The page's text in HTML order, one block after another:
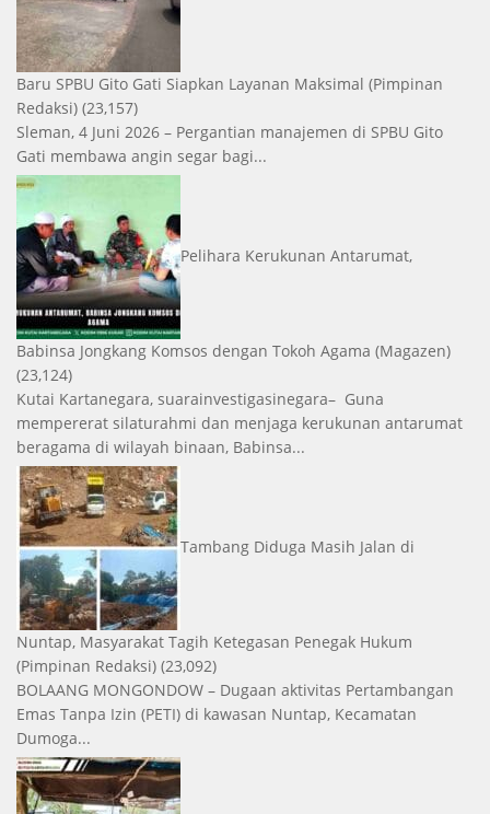
Baru SPBU Gito Gati Siapkan Layanan Maksimal (Pimpinan
Redaksi) (23,157)
Sleman, 4 Juni 2026 – Pergantian manajemen di SPBU Gito
Gati membawa angin segar bagi...
Pelihara Kerukunan Antarumat,
Babinsa Jongkang Komsos dengan Tokoh Agama (Magazen)
(23,124)
Kutai Kartanegara, suarainvestigasinegara– Guna
mempererat silaturahmi dan menjaga kerukunan antarumat
beragama di wilayah binaan, Babinsa...
Tambang Diduga Masih Jalan di
Nuntap, Masyarakat Tagih Ketegasan Penegak Hukum
(Pimpinan Redaksi) (23,092)
BOLAANG MONGONDOW – Dugaan aktivitas Pertambangan
Emas Tanpa Izin (PETI) di kawasan Nuntap, Kecamatan
Dumoga...